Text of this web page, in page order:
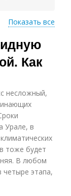
в
дни
Показать все
Как
несложный,
Урале, в
тоже будет
В любом
этапа,